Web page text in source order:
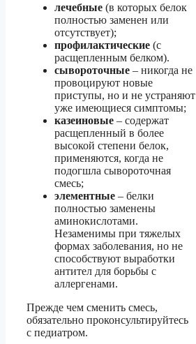
лечебные (в которых белок
полностью заменен или
отсутствует);
профилактические (с
расщепленным белком).
сывороточные – никогда не
провоцируют новые
приступы, но и не устраняют
уже имеющиеся симптомы;
казеиновые – содержат
расщепленный в более
высокой степени белок,
применяются, когда не
подогшла сывороточная
смесь;
элементные – белки
полностью заменены
аминокислотами.
Незаменимы при тяжелых
формах заболевания, но не
способствуют выработки
антител для борьбы с
аллергенами.
Прежде чем сменить смесь,
обязательно проконсультируйтесь
с педиатром.